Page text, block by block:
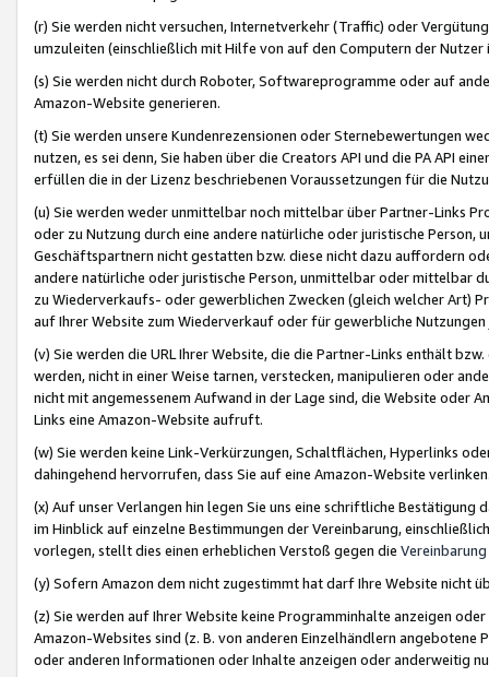
(r) Sie werden nicht versuchen, Internetverkehr (Traffic) oder
umzuleiten (einschließlich mit Hilfe von auf den Computern der
(s) Sie werden nicht durch Roboter, Softwareprogramme oder auf
Amazon-Website generieren.
(t) Sie werden unsere Kundenrezensionen oder Sternebewertungen
nutzen, es sei denn, Sie haben über die Creators API und die PA API
erfüllen die in der Lizenz beschriebenen Voraussetzungen für die
(u) Sie werden weder unmittelbar noch mittelbar über Partner-Links
oder zu Nutzung durch eine andere natürliche oder juristische
Geschäftspartnern nicht gestatten bzw. diese nicht dazu auffordern
andere natürliche oder juristische Person, unmittelbar oder mittelbar
zu Wiederverkaufs- oder gewerblichen Zwecken (gleich welcher Art)
auf Ihrer Website zum Wiederverkauf oder für gewerbliche
(v) Sie werden die URL Ihrer Website, die die Partner-Links enthält
werden, nicht in einer Weise tarnen, verstecken, manipulieren oder
nicht mit angemessenem Aufwand in der Lage sind, die Website oder
Links eine Amazon-Website aufruft.
(w) Sie werden keine Link-Verkürzungen, Schaltflächen, Hyperlinks
dahingehend hervorrufen, dass Sie auf eine Amazon-Website
(x) Auf unser Verlangen hin legen Sie uns eine schriftliche
im Hinblick auf einzelne Bestimmungen der Vereinbarung,
vorlegen, stellt dies einen erheblichen Verstoß gegen die Vereinbarung
(y) Sofern Amazon dem nicht zugestimmt hat darf Ihre Website nicht
(z) Sie werden auf Ihrer Website keine Programminhalte anzeigen
Amazon-Websites sind (z. B. von anderen Einzelhändlern
oder anderen Informationen oder Inhalte anzeigen oder anderweitig